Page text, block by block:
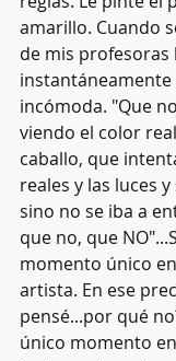
amarillo. Cuando
de mis profesoras
instantáneamente
incómoda. "Que
viendo el color
caballo, que
reales y las luces
sino no se iba a
que no, que
momento único
artista. En ese
pensé...por qué
único momento